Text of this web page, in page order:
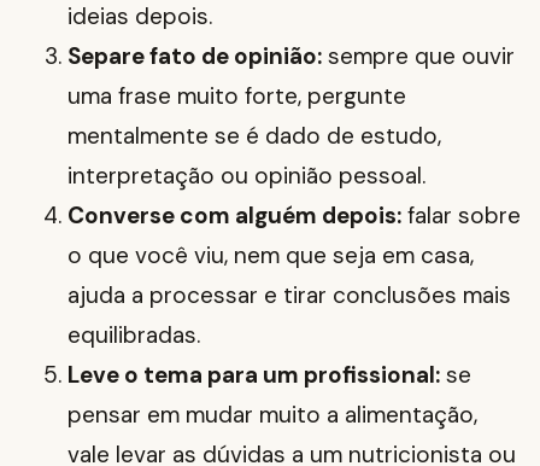
ideias depois.
Separe fato de opinião: sempre que ouvir
uma frase muito forte, pergunte
mentalmente se é dado de estudo,
interpretação ou opinião pessoal.
Converse com alguém depois: falar sobre
o que você viu, nem que seja em casa,
ajuda a processar e tirar conclusões mais
equilibradas.
Leve o tema para um profissional: se
pensar em mudar muito a alimentação,
vale levar as dúvidas a um nutricionista ou